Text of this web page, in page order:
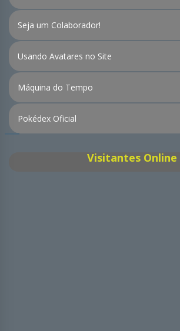
Seja um Colaborador!
Usando Avatares no Site
Máquina do Tempo
Pokédex Oficial
Visitantes Online